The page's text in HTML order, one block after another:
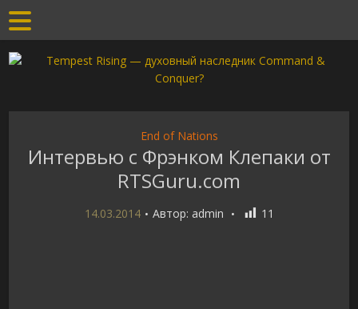
End of Nations
Интервью с Фрэнком Клепаки от
RTSGuru.com
14.03.2014 Автор: admin 11